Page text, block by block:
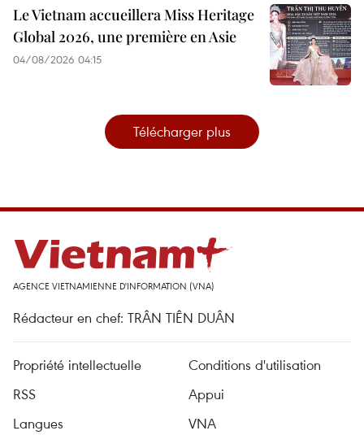
Le Vietnam accueillera Miss Heritage
Global 2026, une première en Asie
04/08/2026 04:15
Télécharger plus
AGENCE VIETNAMIENNE D'INFORMATION (VNA)
Rédacteur en chef: TRÂN TIÊN DUÂN
Propriété intellectuelle
Conditions d'utilisation
RSS
Appui
Langues
VNA